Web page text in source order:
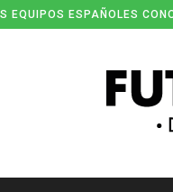
EQUIPOS ESPAÑOLES